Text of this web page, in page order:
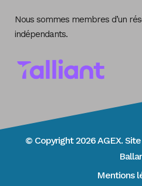
Nous sommes membres d’un
indépendants.
© Copyright 2026 AGEX.
Mentions